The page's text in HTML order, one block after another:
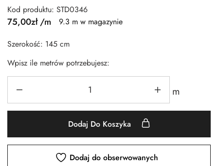
Kod produktu: STD0346
75,00zł/m
9.3 m w magazynie
Szerokość: 145 cm
Wpisz ile metrów potrzebujesz:
m
Dodaj Do Koszyka
Dodaj do obserwowanych